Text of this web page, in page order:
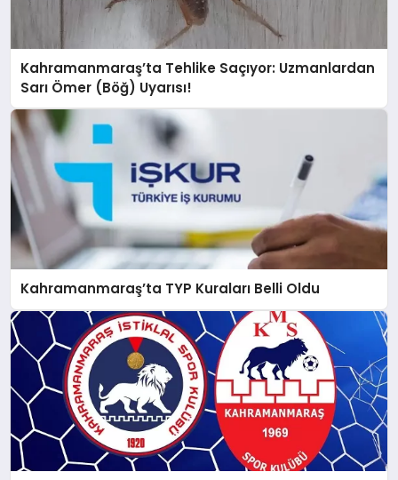
Kahramanmaraş’ta Tehlike Saçıyor: Uzmanlardan
Sarı Ömer (Böğ) Uyarısı!
Kahramanmaraş’ta TYP Kuraları Belli Oldu